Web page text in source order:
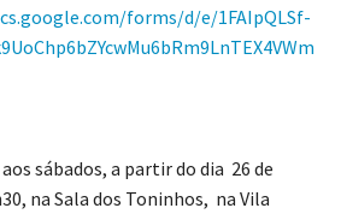
forms/d/e/1FAIpQLSf-
sábados, a partir do dia 26 de
na Sala dos Toninhos, na Vila